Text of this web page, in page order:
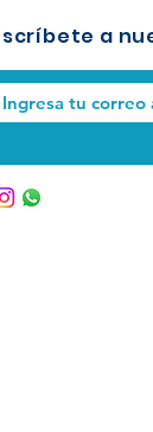
a